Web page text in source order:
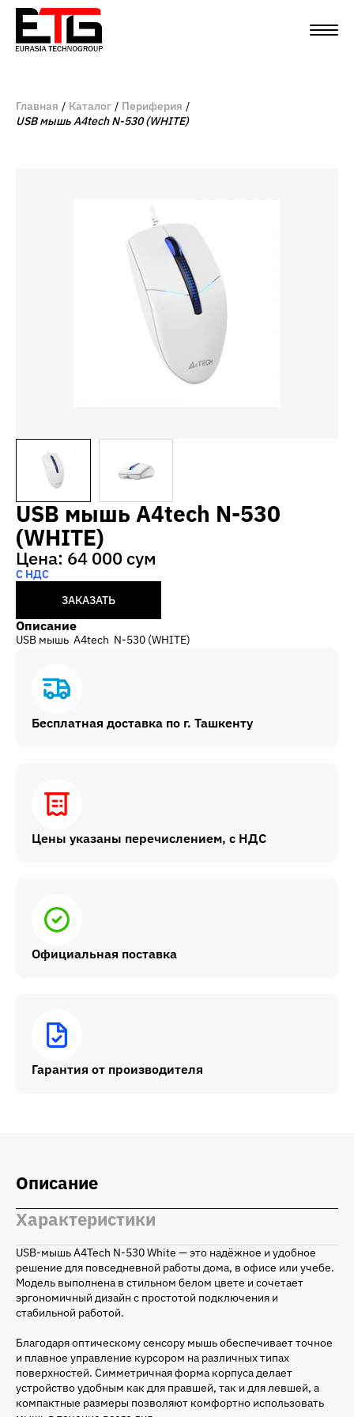
Главная Каталог
Периферия
USB мышь A4tech N-530 (WHITE)
USB мышь A4tech N-530
(WHITE)
Цена: 64 000 сум
С НДС
ЗАКАЗАТЬ
Описание
USB мышь A4tech N-530 (WHITE)
Бесплатная доставка по г. Ташкенту
Цены указаны перечислением, с НДС
Официальная поставка
Гарантия от производителя
Описание
Характеристики
USB-мышь A4Tech N-530 White — это надёжное и удобное
решение для повседневной работы дома, в офисе или учебе.
Модель выполнена в стильном белом цвете и сочетает
эргономичный дизайн с простотой подключения и
стабильной работой.
Благодаря оптическому сенсору мышь обеспечивает точное
и плавное управление курсором на различных типах
поверхностей. Симметричная форма корпуса делает
устройство удобным как для правшей, так и для левшей, а
компактные размеры позволяют комфортно использовать